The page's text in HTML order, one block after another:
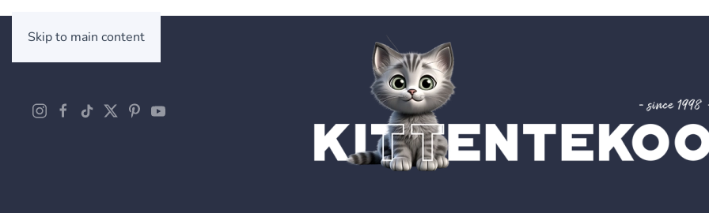
Skip to main content